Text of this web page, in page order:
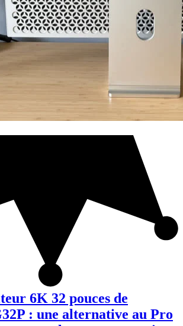
6K 32 pouces de
: une alternative au Pro